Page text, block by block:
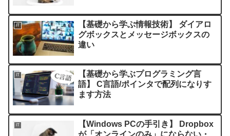
IT
【基礎から学ぶ情報技術】 ダイアロ
グボックスとメッセージボックスの
違い
IT
【基礎から学ぶプログラミング言
語】 C言語/ポインタで配列になりす
ます方法
IT
【Windows PCの手引き】 Dropbox
が「オンラインのみ」にならない・